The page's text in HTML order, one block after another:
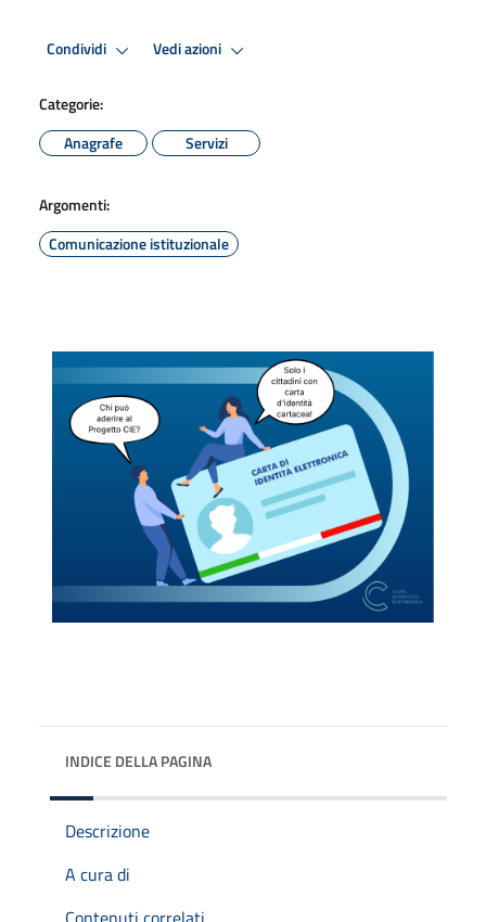
Condividi Vedi azioni
Categorie:
Anagrafe
Servizi
Argomenti:
Comunicazione istituzionale
INDICE DELLA PAGINA
Descrizione
A cura di